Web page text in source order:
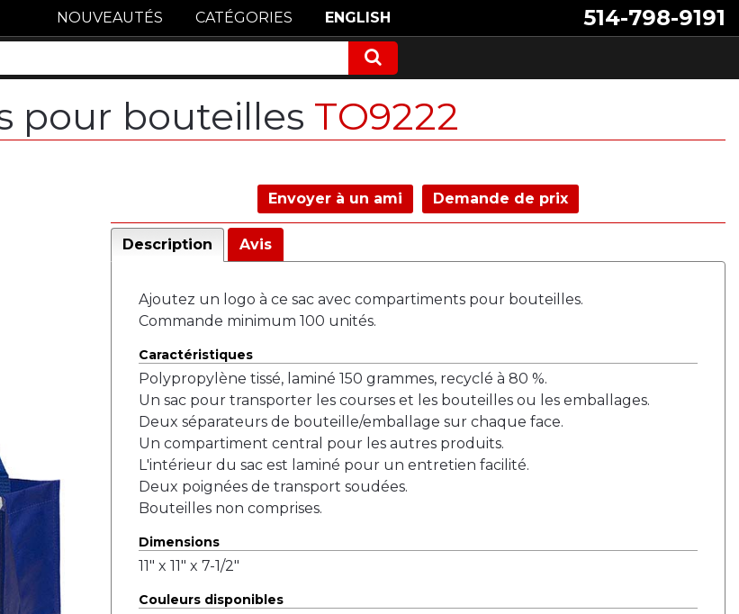
514-798-9191
NOUVEAUTÉS CATÉGORIES ENGLISH
pour bouteilles TO9222
Envoyer à un ami Demande de prix
Description Avis
Ajoutez un logo à ce sac avec compartiments pour bouteilles.
Commande minimum 100 unités.
Caractéristiques
Polypropylène tissé, laminé 150 grammes, recyclé à 80 %.
Un sac pour transporter les courses et les bouteilles ou les emballages.
Deux séparateurs de bouteille/emballage sur chaque face.
Un compartiment central pour les autres produits.
L'intérieur du sac est laminé pour un entretien facilité.
Deux poignées de transport soudées.
Bouteilles non comprises.
Dimensions
11" x 11" x 7-1/2"
Couleurs disponibles